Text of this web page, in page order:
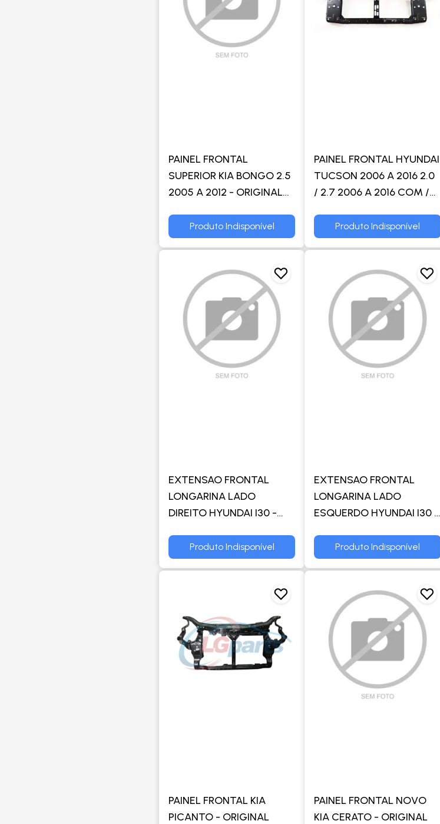
PAINEL FRONTAL
SUPERIOR KIA BONGO 2.5
2005 A 2012 - ORIGINAL
Produto Indisponível
PAINEL FRONTAL HYUNDAI
TUCSON 2006 A 2016 2.0
/ 2.7 2006 A 2016 COM /
AUTOMATICO - ORIGINAL
MOBIS
Produto Indisponível
EXTENSAO FRONTAL
LONGARINA LADO
DIREITO HYUNDAI I30 -
Produto Indisponível
EXTENSAO FRONTAL
LONGARINA LADO
ESQUERDO HYUNDAI I30 -
Produto Indisponível
PAINEL FRONTAL KIA
PICANTO - ORIGINAL
PAINEL FRONTAL NOVO
KIA CERATO - ORIGINAL